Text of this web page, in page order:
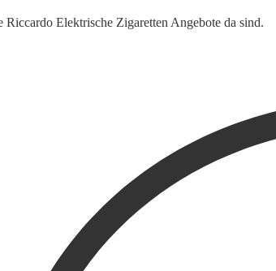
Riccardo Elektrische Zigaretten Angebote da sind.